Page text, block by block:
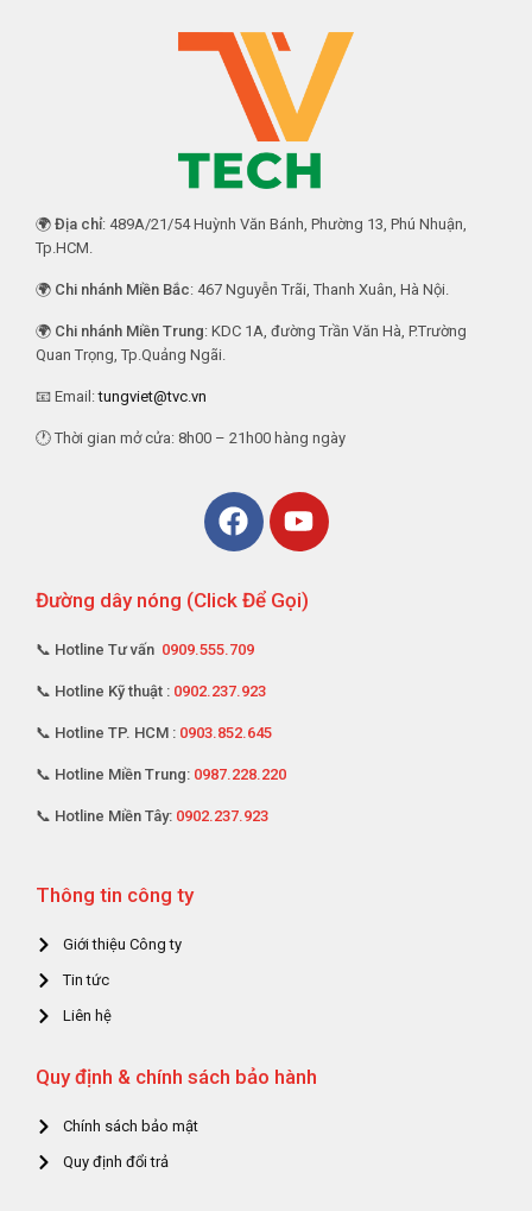
🌍 Địa chỉ: 489A/21/54 Huỳnh Văn Bánh, Phường 13, Phú Nhuận,
Tp.HCM.
🌍 Chi nhánh Miền Bắc: 467 Nguyễn Trãi, Thanh Xuân, Hà Nội.
🌍 Chi nhánh Miền Trung: KDC 1A, đường Trần Văn Hà, P.Trường
Quan Trọng, Tp.Quảng Ngãi.
📧 Email:tungviet@tvc.vn
🕐 Thời gian mở cửa: 8h00 – 21h00 hàng ngày
Đường dây nóng (Click Để Gọi)
📞 Hotline Tư vấn 0909.555.709
📞 Hotline Kỹ thuật : 0902.237.923
📞 Hotline TP. HCM : 0903.852.645
📞 Hotline Miền Trung: 0987.228.220
📞 Hotline Miền Tây: 0902.237.923
Thông tin công ty
Giới thiệu Công ty
Tin tức
Liên hệ
Quy định & chính sách bảo hành
Chính sách bảo mật
Quy định đổi trả